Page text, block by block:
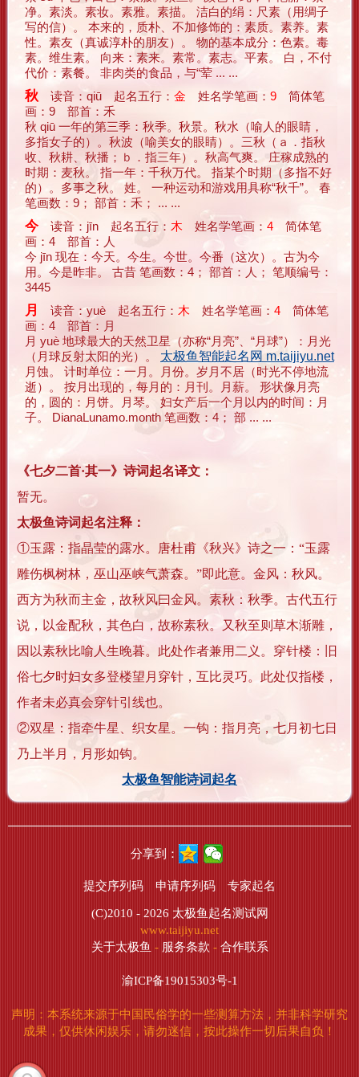
净。素淡。素妆。素雅。素描。 洁白的绢：尺素（用绸子
写的信）。 本来的，质朴、不加修饰的：素质。素养。素
性。素友（真诚淳朴的朋友）。 物的基本成分：色素。毒
素。维生素。 向来：素来。素常。素志。平素。 白，不付
代价：素餐。 非肉类的食品，与“荤 ... ...
秋 读音：qiū 起名五行： 金 姓名学笔画： 9 简体笔
画：9 部首：禾
秋 qiū 一年的第三季：秋季。秋景。秋水（喻人的眼睛，
多指女子的）。秋波（喻美女的眼睛）。三秋（ａ．指秋
收、秋耕、秋播；ｂ．指三年）。秋高气爽。 庄稼成熟的
时期：麦秋。 指一年：千秋万代。 指某个时期（多指不好
的）。多事之秋。 姓。 一种运动和游戏用具称“秋千”。 春
笔画数：9； 部首：禾； ... ...
今读音：jīn 起名五行： 木 姓名学笔画： 4 简体笔
画：4 部首：人
今 jīn 现在：今天。今生。今世。今番（这次）。古为今
用。今是昨非。 古昔 笔画数：4； 部首：人； 笔顺编号：
3445
月 读音：yuè 起名五行： 木 姓名学笔画： 4 简体笔
画：4 部首：月
月 yuè 地球最大的天然卫星（亦称“月亮”、“月球”）：月光
（月球反射太阳的光）。 太极鱼智能起名网 m.taijiyu.net
月蚀。 计时单位：一月。月份。岁月不居（时光不停地流
逝）。 按月出现的，每月的：月刊。月薪。 形状像月亮
的，圆的：月饼。月琴。 妇女产后一个月以内的时间：月
子。 DianaLunamo.month 笔画数：4； 部 ... ...
《七夕二首·其一》诗词起名译文：
暂无。
太极鱼诗词起名注释：
①玉露：指晶莹的露水。唐杜甫《秋兴》诗之一：“玉露
雕伤枫树林，巫山巫峡气萧森。”即此意。金风：秋风。
西方为秋而主金，故秋风曰金风。素秋：秋季。古代五行
说，以金配秋，其色白，故称素秋。又秋至则草木渐雕，
因以素秋比喻人生晚暮。此处作者兼用二义。穿针楼：旧
俗七夕时妇女多登楼望月穿针，互比灵巧。此处仅指楼，
作者未必真会穿针引线也。
②双星：指牵牛星、织女星。一钩：指月亮，七月初七日
乃上半月，月形如钩。
太极鱼智能诗词起名
分享到：
提交序列码 申请序列码 专家起名
(C)2010 - 2026 太极鱼起名测试网
www.taijiyu.net
关于太极鱼 - 服务条款 - 合作联系
渝ICP备19015303号-1
声明：本系统来源于中国民俗学的一些测算方法，并非科学研究
成果，仅供休闲娱乐，请勿迷信，按此操作一切后果自负！